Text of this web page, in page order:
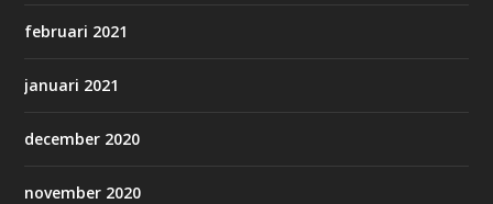
februari 2021
januari 2021
december 2020
november 2020